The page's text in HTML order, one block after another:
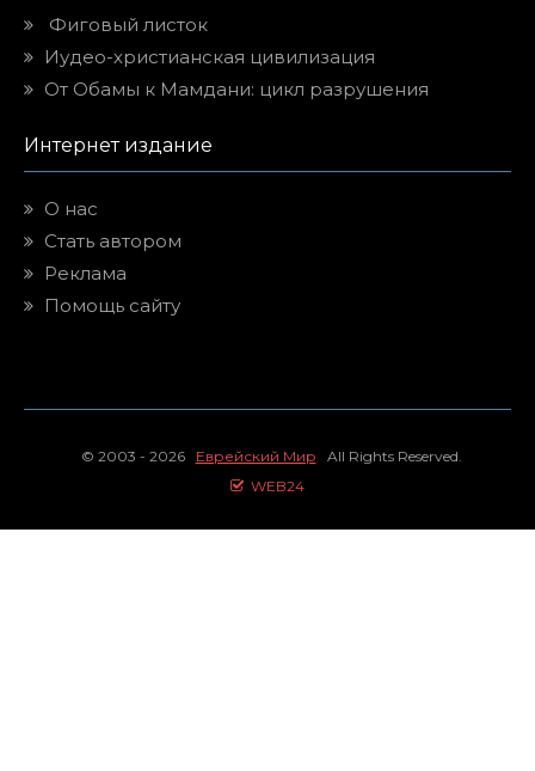
Фиговый листок
Иудео-христианская цивилизация
От Обамы к Мамдани: цикл разрушения
Интернет издание
О нас
Стать автором
Реклама
Помощь сайту
© 2003 - 2026 Еврейский Мир All Rights Reserved.
WEB24